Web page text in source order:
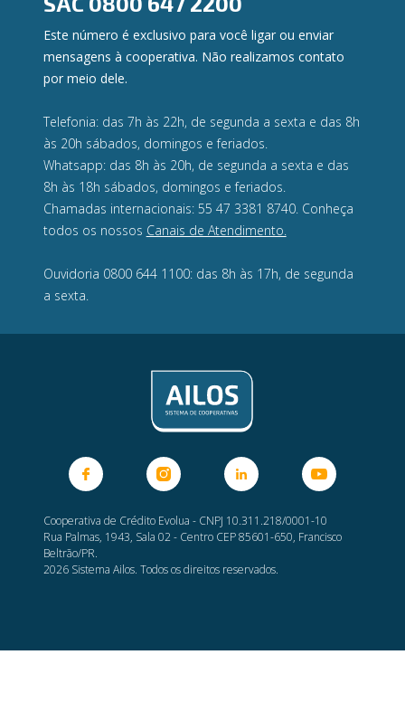
Este número é exclusivo para você ligar ou enviar
mensagens à cooperativa. Não realizamos contato
por meio dele.
Telefonia: das 7h às 22h, de segunda a sexta e das 8h
às 20h sábados, domingos e feriados.
Whatsapp: das 8h às 20h, de segunda a sexta e das
8h às 18h sábados, domingos e feriados.
Chamadas internacionais: 55 47 3381 8740. Conheça
todos os nossos Canais de Atendimento.
Ouvidoria 0800 644 1100: das 8h às 17h, de segunda
a sexta.
Cooperativa de Crédito Evolua - CNPJ 10.311.218/0001-10
Rua Palmas, 1943, Sala 02 - Centro CEP 85601-650, Francisco
Beltrão/PR.
2026 Sistema Ailos. Todos os direitos reservados.